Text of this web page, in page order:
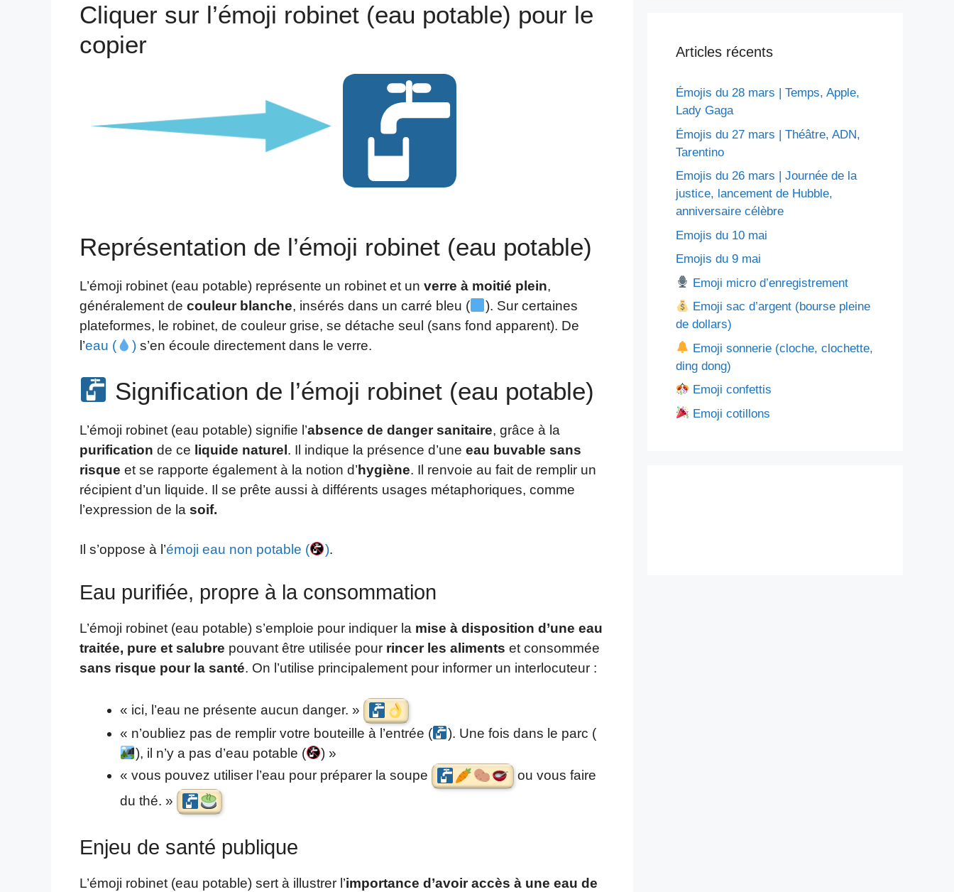
Cliquer sur l’émoji robinet (eau potable) pour le
copier
Représentation de l’émoji robinet (eau potable)
L’émoji robinet (eau potable) représente un robinet et un verre à moitié plein,
généralement de couleur blanche, insérés dans un carré bleu (
). Sur certaines
plateformes, le robinet, de couleur grise, se détache seul (sans fond apparent). De
l’eau ( )s’en écoule directement dans le verre.
Signification de l’émoji robinet (eau potable)
L’émoji robinet (eau potable) signifie l’absence de danger sanitaire, grâce à la
purification de ce liquide naturel. Il indique la présence d’une eau buvable sans
risque et se rapporte également à la notion d’hygiène. Il renvoie au fait de remplir un
récipient d’un liquide. Il se prête aussi à différents usages métaphoriques, comme
l’expression de la soif.
Il s’oppose à l’émoji eau non potable ( ).
Eau purifiée, propre à la consommation
L’émoji robinet (eau potable) s’emploie pour indiquer la mise à disposition d’une eau
traitée, pure et salubre pouvant être utilisée pour rincer les aliments et consommée
sans risque pour la santé. On l’utilise principalement pour informer un interlocuteur :
« ici, l’eau ne présente aucun danger. »
« n’oubliez pas de remplir votre bouteille à l’entrée (
). Une fois dans le parc (
), il n’y a pas d’eau potable (
) »
« vous pouvez utiliser l’eau pour préparer la soupe
ou vous faire
du thé. »
Enjeu de santé publique
L’émoji robinet (eau potable) sert à illustrer l’importance d’avoir accès à une eau de
Articles récents
Émojis du 28 mars | Temps, Apple,
Lady Gaga
Émojis du 27 mars | Théâtre, ADN,
Tarentino
Emojis du 26 mars | Journée de la
justice, lancement de Hubble,
anniversaire célèbre
Emojis du 10 mai
Emojis du 9 mai
Emoji micro d’enregistrement
Emoji sac d’argent (bourse pleine
de dollars)
Emoji sonnerie (cloche, clochette,
ding dong)
Emoji confettis
Emoji cotillons